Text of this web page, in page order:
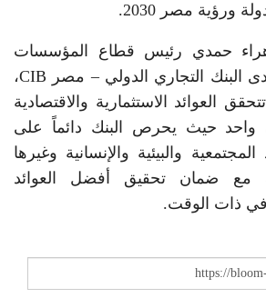
ورؤية مصر 2030.
حمدي رئيس قطاع المؤسسات
المالية غير البنكية لدى البنك التجاري الدولي – مصر CIB،
العوائد الاستثمارية والاقتصادية
واحد حيث يحرص البنك دائماً على
والبيئية والإنسانية وغيرها
مع ضمان تحقيق أفضل العوائد
في ذات الوقت.